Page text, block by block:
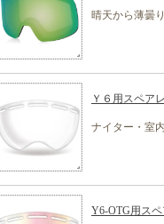
晴天から薄曇
Ｙ６用スペア
ナイター・室
Y6-OTG用ス